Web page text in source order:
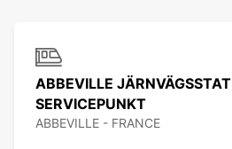
ABBEVILLE
SERVICEPUNKT
ABBEVILLE - FRANCE